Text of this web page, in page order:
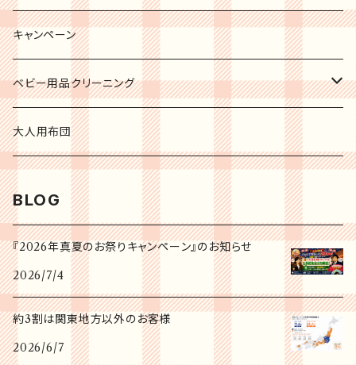
キャンペーン
ベビー用品クリーニング
チャイルドシート
ジュニアシート
ベビーシート
ベビーカー
海外ブランドベビーカー
大人用布団
BLOG
『2026年真夏のお祭りキャンペーン』のお知らせ
2026/7/4
約3割は関東地方以外のお客様
2026/6/7